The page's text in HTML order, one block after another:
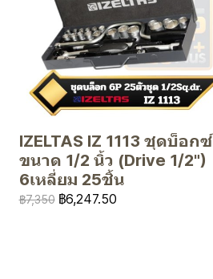
IZELTAS IZ 1113 ชุดบ็อกซ์
ขนาด 1/2 นิ้ว (Drive 1/2")
6เหลี่ยม 25ชิ้น
฿7,350 ฿6,247.50